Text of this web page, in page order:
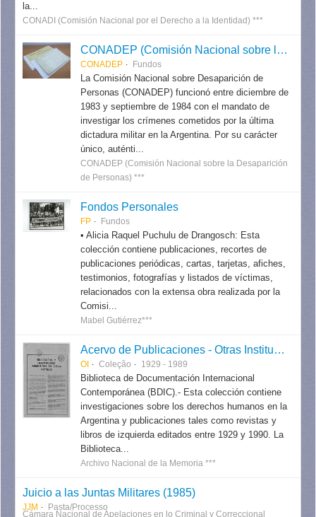
la...
CONADI (Comisión Nacional por el Derecho a la Identidad) ***
CONADEP (Comisión Nacional sobre la Desaparición de Personas)
CONADEP Fundos
La Comisión Nacional sobre Desaparición de
Personas (CONADEP) funcionó entre diciembre de
1983 y septiembre de 1984 con el mandato de
investigar los crímenes cometidos por la última
dictadura militar en la Argentina. Por su carácter
único, auténti...
CONADEP (Comisión Nacional sobre la Desaparición
de Personas) ***
Fondos Personales
FP Fundos
• Alicia Raquel Puchulu de Drangosch: Esta
colección contiene publicaciones, recortes de
publicaciones periódicas, cartas, tarjetas, afiches,
testimonios, fotografías y listados de víctimas,
relacionados con la extensa obra realizada por la
Comisi...
Mabel Gutiérrez***
Acervo de Publicaciones - Otras Instituciones
OI Coleção 1929 - 1989
Biblioteca de Documentación Internacional
Contemporánea (BDIC).- Esta colección contiene
investigaciones sobre los derechos humanos en la
Argentina y publicaciones tales como revistas y
libros de izquierda editados entre 1929 y 1990. La
Biblioteca...
Archivo Nacional de la Memoria ***
Juicio a las Juntas Militares (1985)
JJM Pasta/Processo
Cámara Nacional de Apelaciones en lo Criminal y Correccional